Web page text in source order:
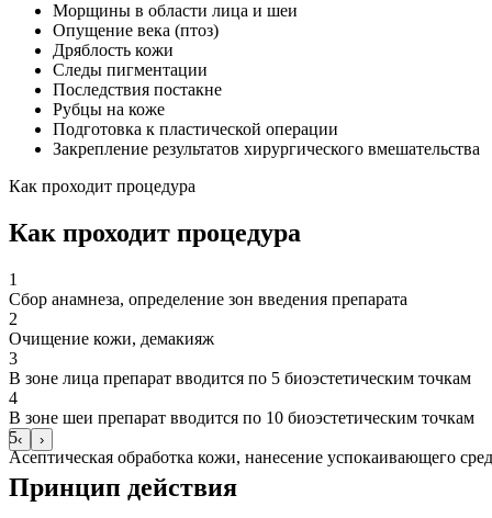
Морщины в области лица и шеи
Опущение века (птоз)
Дряблость кожи
Следы пигментации
Последствия постакне
Рубцы на коже
Подготовка к пластической операции
Закрепление результатов хирургического вмешательства
Как проходит процедура
Как проходит процедура
1
Сбор анамнеза, определение зон введения препарата
2
Очищение кожи, демакияж
3
В зоне лица препарат вводится по 5 биоэстетическим точкам
4
В зоне шеи препарат вводится по 10 биоэстетическим точкам
5
Асептическая обработка кожи, нанесение успокаивающего
‹ ›
Принцип действия